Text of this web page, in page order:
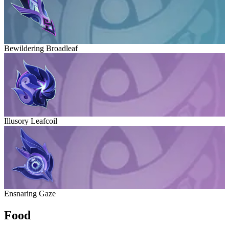
Bewildering Broadleaf
Illusory Leafcoil
Ensnaring Gaze
Food